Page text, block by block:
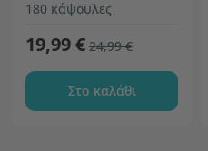
180 κάψουλες
19,99 € 24,99 €
Στο καλάθι